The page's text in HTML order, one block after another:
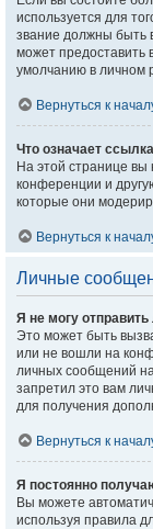
используется для
звание должны быть
может предоставить
умолчанию в личном
Вернуться к
Что означает
На этой странице вы
конференции и
которые они
Вернуться к
Личные
Я не могу
Это может быть
или не вошли на
личных сообщений
запретил это вам
для получения
Вернуться к
Я постоянно
Вы можете
используя правила